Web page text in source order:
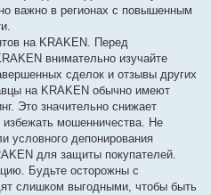
важно в регионах с повышенным
на KRAKEN. Перед
внимательно изучайте
сделок и отзывы других
на KRAKEN обычно имеют
Это значительно снижает
избежать мошенничества. Не
условного депонирования
для защиты покупателей.
Будьте осторожны с
слишком выгодными, чтобы быть